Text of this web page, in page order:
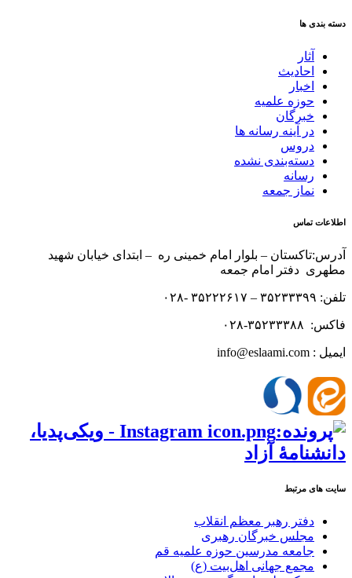
دسته بندی ها
آثار
احادیث
اخبار
حوزه علمیه
خبرگان
در آینه رسانه ها
دروس
دسته‌بندی نشده
رسانه
نماز جمعه
اطلاعات تماس
آدرس:تاکستان – بلوار امام خمینی ره – ابتدای خیابان شهید
مطهری دفتر امام جمعه
تلفن: ۳۵۲۳۳۳۹۹ – ۳۵۲۲۲۶۱۷ -۰۲۸
فاکس: ۳۵۲۳۳۳۸۸-۰۲۸
ایمیل : info@eslaami.com
سایت های مرتبط
دفتر رهبر معظم انقلاب
مجلس خبرگان رهبری
جامعه مدرسین حوزه علمیه قم
مجمع جهانی اهل‌بیت (ع)